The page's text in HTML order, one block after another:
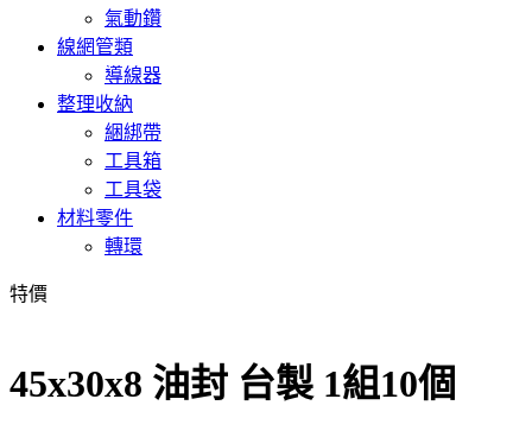
氣動鑽
線網管類
導線器
整理收納
綑綁帶
工具箱
工具袋
材料零件
轉環
特價
45x30x8 油封 台製 1組10個